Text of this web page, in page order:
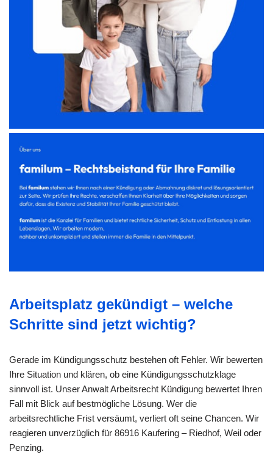
Arbeitsplatz gekündigt – welche
Schritte sind jetzt wichtig?
Gerade im Kündigungsschutz bestehen oft Fehler. Wir bewerten
Ihre Situation und klären, ob eine Kündigungsschutzklage
sinnvoll ist. Unser Anwalt Arbeitsrecht Kündigung bewertet Ihren
Fall mit Blick auf bestmögliche Lösung. Wer die
arbeitsrechtliche Frist versäumt, verliert oft seine Chancen. Wir
reagieren unverzüglich für 86916 Kaufering – Riedhof, Weil oder
Penzing.